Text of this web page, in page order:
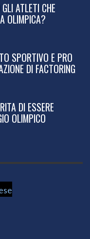
ATLETI CHE
OLIMPICA?
SPORTIVO E PRO
DI FACTORING
DI ESSERE
OLIMPICO